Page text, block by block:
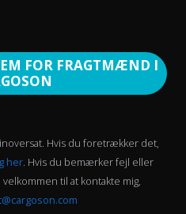
FOR FRAGTMÆND I
Hvis du foretrækker det,
her. Hvis du bemærker fejl eller
til at kontakte mig,